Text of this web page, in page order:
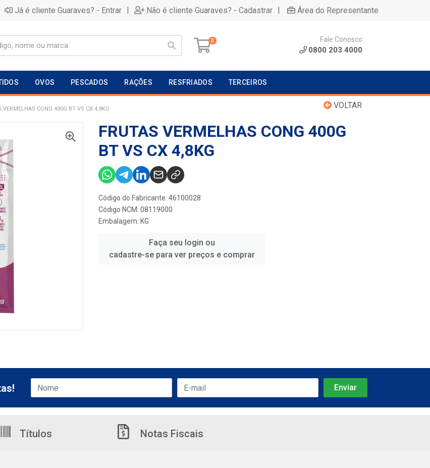
Já é cliente Guaraves? - Entrar | Não é cliente Guaraves? - Cadastrar | Área do Representante
0 Fale Conosco
0800 203 4000
OVOS PESCADOS RAÇÕES RESFRIADOS TERCEIROS
VOLTAR
VERMELHAS CONG 400G BT VS CX 4,8KG
FRUTAS VERMELHAS CONG 400G
BT VS CX 4,8KG
Código do Fabricante: 46100028
Código NCM: 08119000
Embalagem: KG
Faça seu login ou
cadastre-se para ver preços e comprar
Títulos Notas Fiscais